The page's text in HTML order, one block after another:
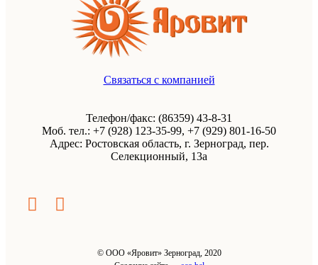
Связаться с компанией
Телефон/факс: (86359) 43-8-31
Моб. тел.: +7 (928) 123-35-99, +7 (929) 801-16-50
Адрес: Ростовская область, г. Зерноград, пер.
Селекционный, 13а
© ООО «Яровит» Зерноград, 2020